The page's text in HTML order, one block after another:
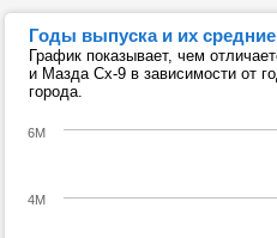
Годы выпуска и их
График показывает, чем
и Мазда Сх-9 в зависимости от
города.
4M
6M